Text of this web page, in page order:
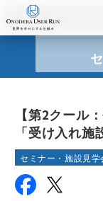
【第2クール
「受け入れ施
セミナー・施設見学